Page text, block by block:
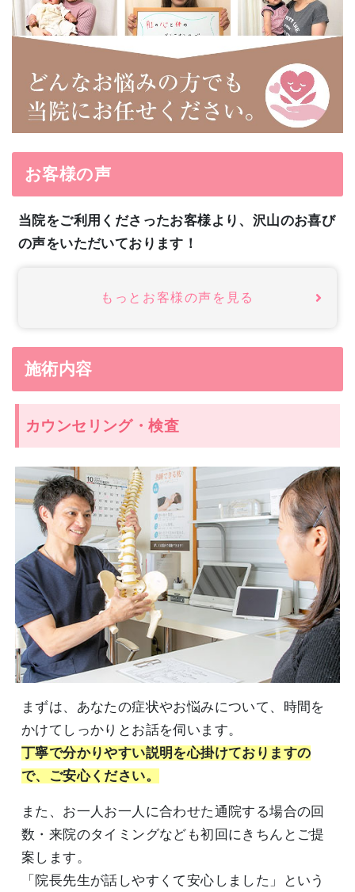
お客様の声
当院をご利用くださったお客様より、沢山のお喜び
の声をいただいております！
もっとお客様の声を見る
施術内容
カウンセリング・検査
まずは、あなたの症状やお悩みについて、時間を
かけてしっかりとお話を伺います。
丁寧で分かりやすい説明を心掛けておりますの
で、ご安心ください。
また、お一人お一人に合わせた通院する場合の回
数・来院のタイミングなども初回にきちんとご提
案します。
「院長先生が話しやすくて安心しました」という